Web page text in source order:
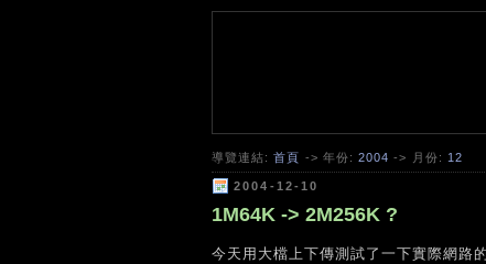
導覽連結:首頁 -> 年份:2004 -> 月份: 12
2004-12-10
1M64K -> 2M256K ?
今天用大檔上下傳測試了一下實際網路